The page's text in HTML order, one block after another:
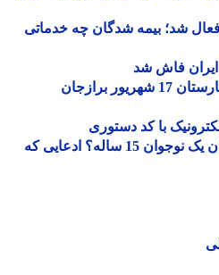
شد؛ بیمه شدگان چه خدماتی
فاش شد
وزیر بهداشت برای تکمیل بیمارستان 17 شهریور برازجان
با کد دستوری
راز طول عمر انسان در دستان یک نوجوان 15 ساله؟ ادعایی که